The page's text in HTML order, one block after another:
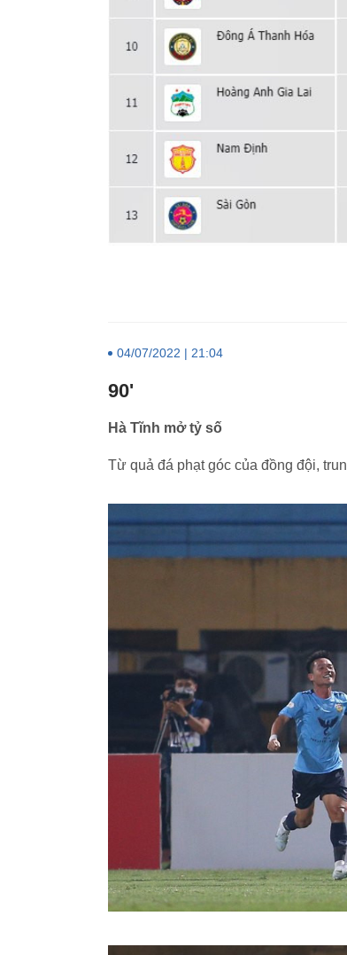
04/07/2022 | 21:04
90'
Hà Tĩnh mở tỷ số
Từ quả đá phạt góc của đồng đội,